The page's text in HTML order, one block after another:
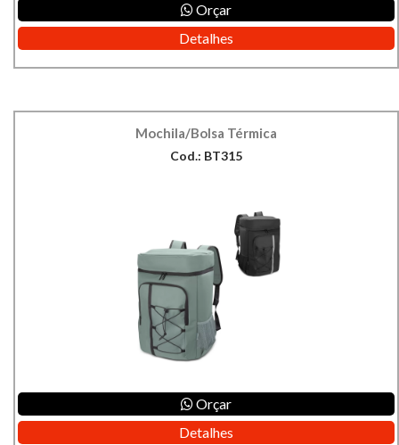
Orçar
Detalhes
Mochila/Bolsa Térmica
Cod.: BT315
Orçar
Detalhes